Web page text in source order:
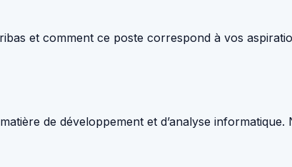
et comment ce poste correspond à vos
de développement et d’analyse informatique.